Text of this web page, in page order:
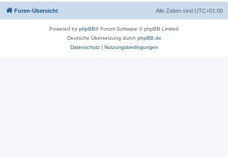
Foren-Übersicht Alle Zeiten sind UTC+01:00
Powered by phpBB® Forum Software © phpBB Limited
Deutsche Übersetzung durch phpBB.de
Datenschutz| Nutzungsbedingungen